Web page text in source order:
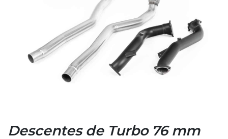
Descentes de Turbo 76 mm